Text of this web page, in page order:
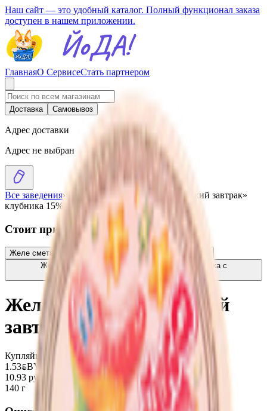
Наш сайт — это удобный каталог. Полный функционал заказа
доступен в нашем приложении.
ГлавнаяО СервисеСтать партнером
Доставка Самовывоз
Адрес доставки
Адрес не выбран
Все заведения› Каталог ›Желе сметанное «Венский завтрак»
клубника 15%
Стоит присмотреться
Желе сметанное «Венский завтрак» пломбир 1.64
BYN
Желе «Аппетиссимо» вкус вишни яблока персика с
пузырьками
2.91BYN BYN
Желе сметанное «Венский
завтрак» клубника 15%
Купляйце Беларускае
1.53BYNBYN
10.93 руб/кг
140 г